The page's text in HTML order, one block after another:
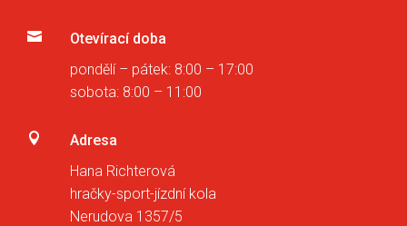

Otevírací doba
pondělí – pátek: 8:00 – 17:00
sobota: 8:00 – 11:00

Adresa
Hana Richterová
hračky-sport-jízdní kola
Nerudova 1357/5